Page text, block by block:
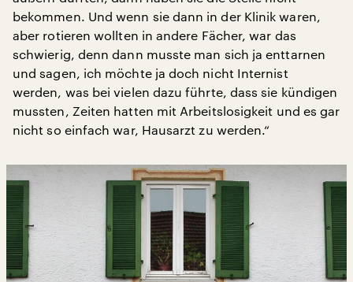
bekommen. Und wenn sie dann in der Klinik waren,
aber rotieren wollten in andere Fächer, war das
schwierig, denn dann musste man sich ja enttarnen
und sagen, ich möchte ja doch nicht Internist
werden, was bei vielen dazu führte, dass sie kündigen
mussten, Zeiten hatten mit Arbeitslosigkeit und es gar
nicht so einfach war, Hausarzt zu werden.“